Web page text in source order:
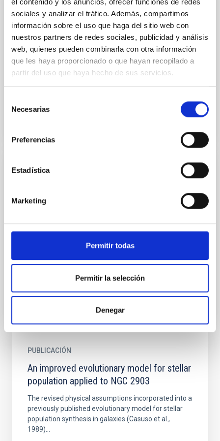
sociales y analizar el tráfico. Además, compartimos
información sobre el uso que haga del sitio web con
nuestros partners de redes sociales, publicidad y análisis
web, quienes pueden combinarla con otra información
que les haya proporcionado o que hayan recopilado a
partir del uso que haya hecho de sus servicios.
Necesarias
Preferencias
Estadística
Marketing
Permitir todas
Permitir la selección
Denegar
PUBLICACIÓN
Abundance gradient for 13 planetary
nebulae in the Galaxy
Via optical low-resolution long slit spectroscopy
conducted at the 2.5 m INT in La Palma, He, O, N, Ne,
A, and S abundances in 13 extended PN were
calculated...
PUBLICACIÓN
the theoretical isochrones in the
A new empirical calibration of the (B-V) index versus
the three fundamental stellar parameters T(eff),
is...
PUBLICACIÓN
An improved evolutionary model for stellar
population applied to NGC 2903
The revised physical assumptions incorporated into a
previously published evolutionary model for stellar
population synthesis in galaxies (Casuso et al.,
1989)...